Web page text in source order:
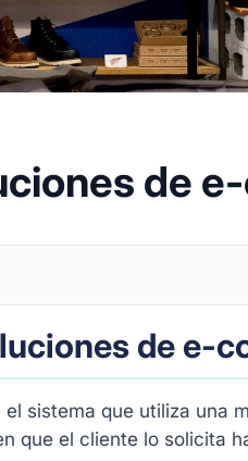
de
de e-
sistema que utiliza una
que el cliente lo solicita